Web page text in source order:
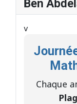
Ben
v
Chaque